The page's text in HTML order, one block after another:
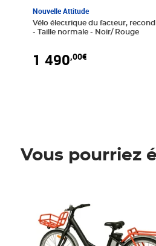
Nouvelle Attitude
Vélo électrique du facteur,
- Taille normale - Noir/ Rouge
1 490,00€
Vous pourriez